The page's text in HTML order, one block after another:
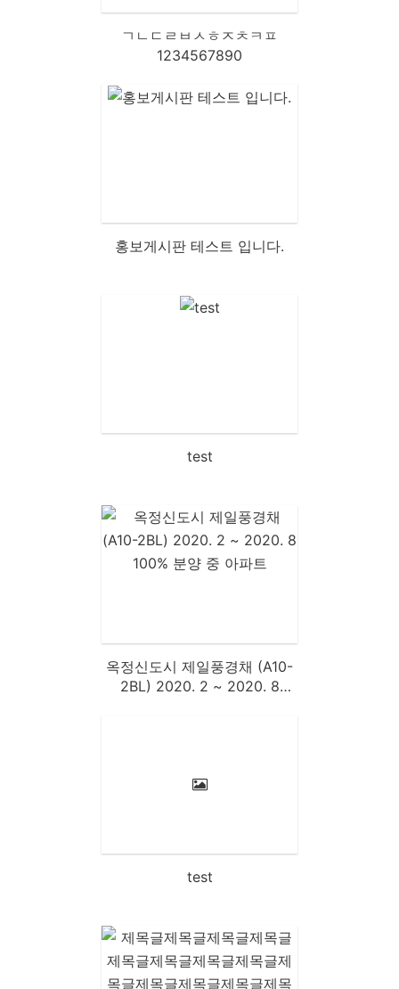
ㄱㄴㄷㄹㅂㅅㅎㅈㅊㅋㅍ
1234567890
홍보게시판 테스트 입니다.
test
옥정신도시 제일풍경채 (A10-
2BL) 2020. 2 ~ 2020. 8
test